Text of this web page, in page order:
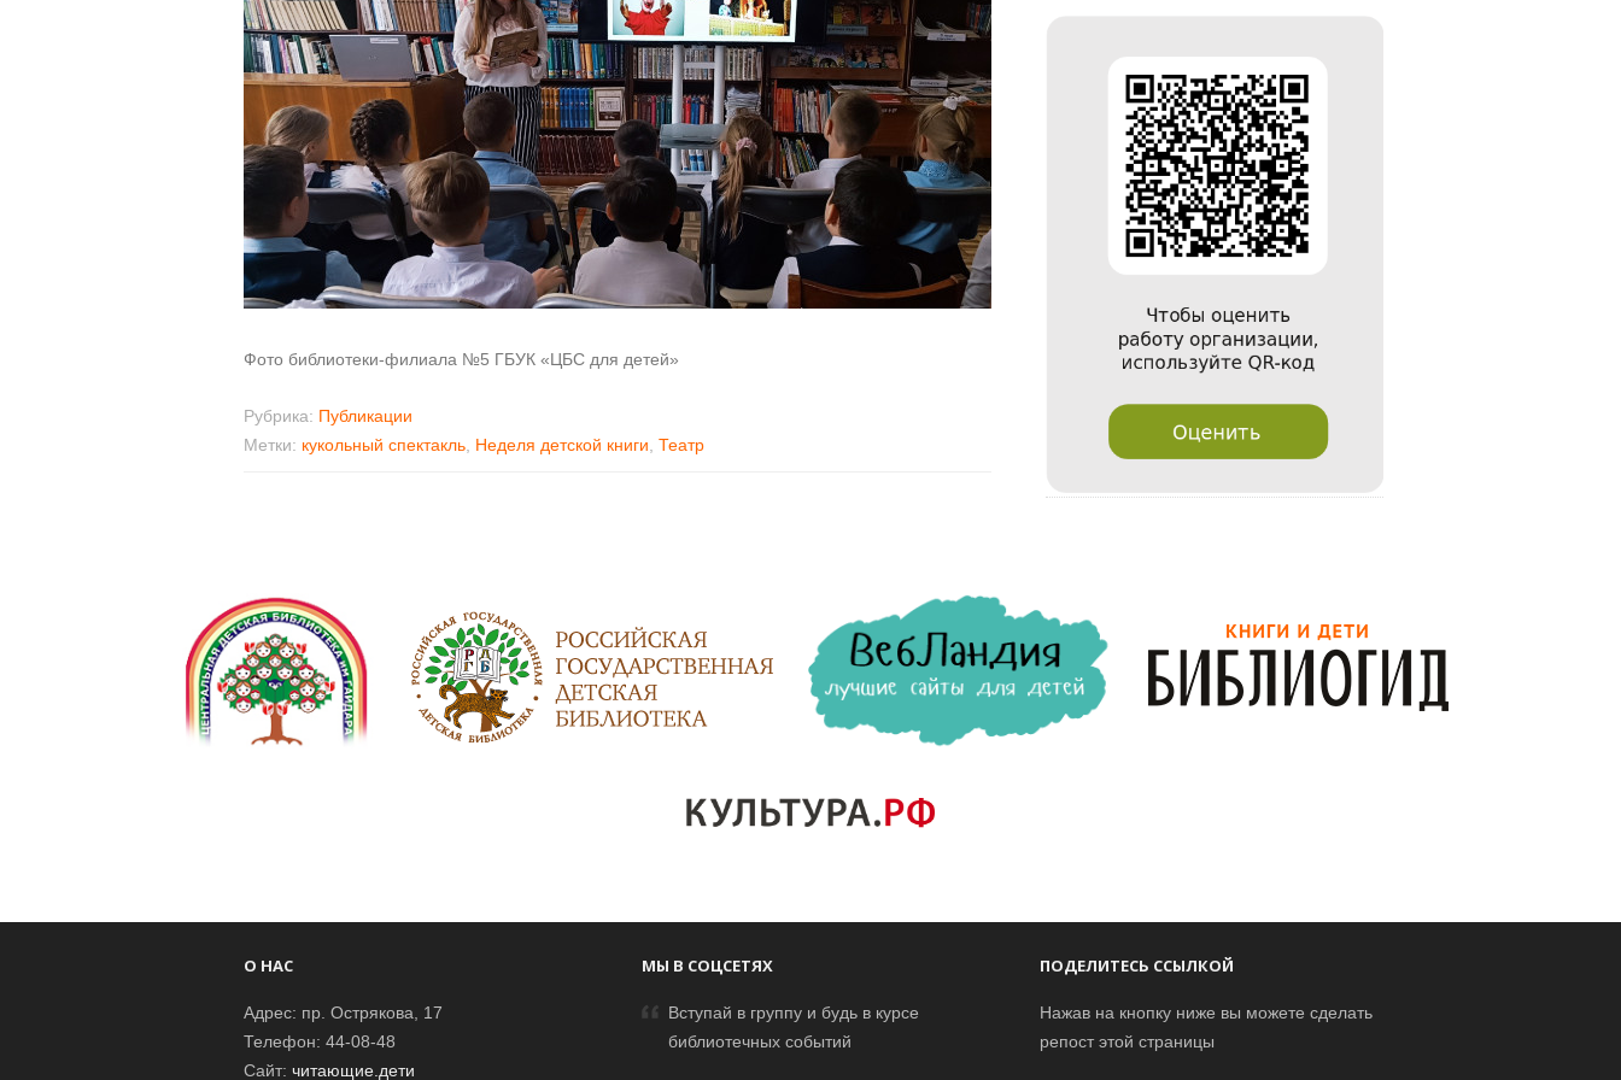
Фото библиотеки-филиала №5 ГБУК «ЦБС для детей»
Рубрика: Публикации
Метки: кукольный спектакль Неделя детской книги Театр
О НАС
Адрес: пр. Острякова, 17
Телефон: 44-08-48
Сайт: читающие.дети
МЫ В СОЦСЕТЯХ
Вступай в группу и будь в курсе
библиотечных событий
ПОДЕЛИТЕСЬ ССЫЛКОЙ
Нажав на кнопку ниже вы можете сделать
репост этой страницы